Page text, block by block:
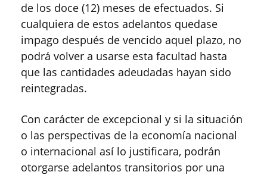
de los doce (12) meses de efectuados. Si
cualquiera de estos adelantos quedase
impago después de vencido aquel plazo, no
podrá volver a usarse esta facultad hasta
que las cantidades adeudadas hayan sido
reintegradas.
Con carácter de excepcional y si la situación
o las perspectivas de la economía nacional
o internacional así lo justificara, podrán
otorgarse adelantos transitorios por una